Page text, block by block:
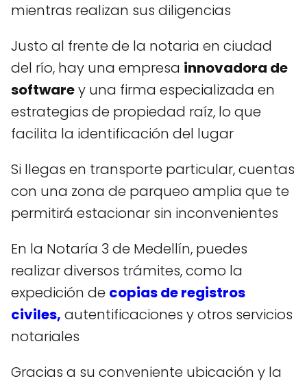
mientras realizan sus diligencias
Justo al frente de la notaria en ciudad
del río, hay una empresa innovadora de
softwarey una firma especializada en
estrategias de propiedad raíz, lo que
facilita la identificación del lugar
Si llegas en transporte particular, cuentas
con una zona de parqueo amplia que te
permitirá estacionar sin inconvenientes
En la Notaría 3 de Medellín, puedes
realizar diversos trámites, como la
expedición de copias de registros
civiles, autentificaciones y otros servicios
notariales
Gracias a su conveniente ubicación y la